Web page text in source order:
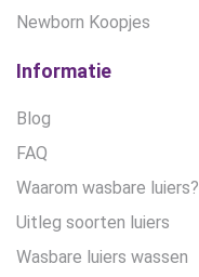
Newborn Koopjes
Informatie
Blog
FAQ
Waarom wasbare luiers?
Uitleg soorten luiers
Wasbare luiers wassen